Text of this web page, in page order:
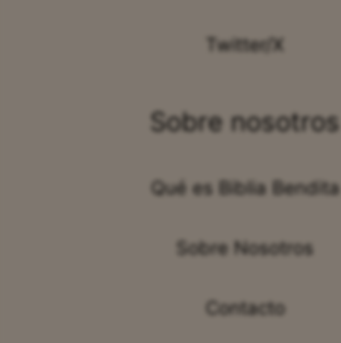
Twitter/X
Sobre nosotros
Qué es Biblia Bendita
Sobre Nosotros
Contacto